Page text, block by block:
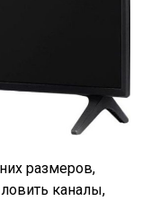
размеров,
каналы,